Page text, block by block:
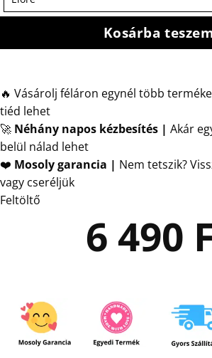
Kosárba
🔥 Vásárolj féláron egynél több
tiéd lehet
🚀 Néhány napos kézbesítés | Akár
belül nálad lehet
❤️ Mosoly garancia | Nem tetszik?
vagy cseréljük
Feltöltő
6 490